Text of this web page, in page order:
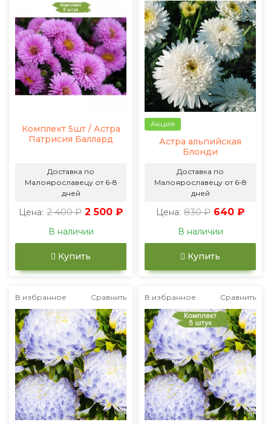
Комплект 5шт / Астра
Патрисия Баллард
Доставка по
Малоярославецу от 6-8
дней
Цена: 2 400 ₽ 2 500 ₽
В наличии
Купить
Акция
Астра альпийская
Блонди
Доставка по
Малоярославецу от 6-8
дней
Цена: 830 ₽ 640 ₽
В наличии
Купить
В избранное Сравнить В избранное Сравнить